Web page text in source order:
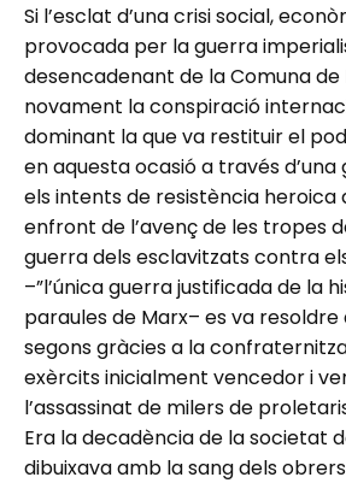
Si l’esclat d’una crisi social,
provocada per la guerra
desencadenant de la Comuna de
novament la conspiració
dominant la que va restituir el
en aquesta ocasió a través d’una
els intents de resistència heroica
enfront de l’avenç de les tropes
guerra dels esclavitzats contra
–”l’única guerra justificada de la
paraules de Marx– es va
segons gràcies a la
exèrcits inicialment vencedor i
l’assassinat de milers de
Era la decadència de la societat
dibuixava amb la sang dels